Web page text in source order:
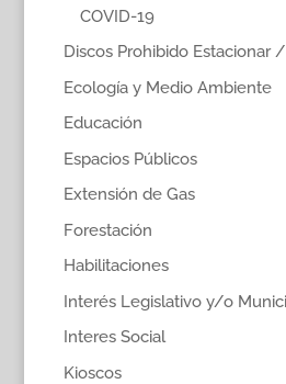
COVID-19
Discos Prohibido Estacionar
Ecología y Medio Ambiente
Educación
Espacios Públicos
Extensión de Gas
Forestación
Habilitaciones
Interés Legislativo y/o
Interes Social
Kioscos